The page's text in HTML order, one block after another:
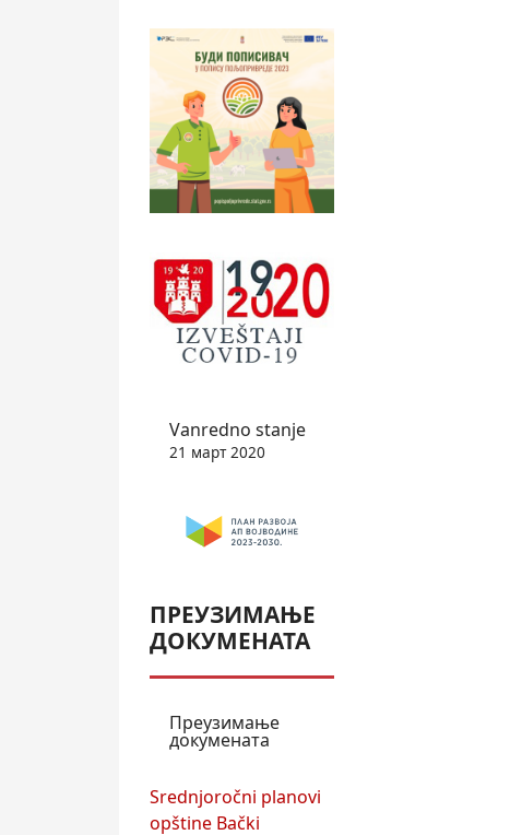
Vanredno stanje
21 март 2020
ПРЕУЗИМАЊЕ
ДОКУМЕНАТА
Преузимање
докумената
Srednjoročni planovi
opštine Bački